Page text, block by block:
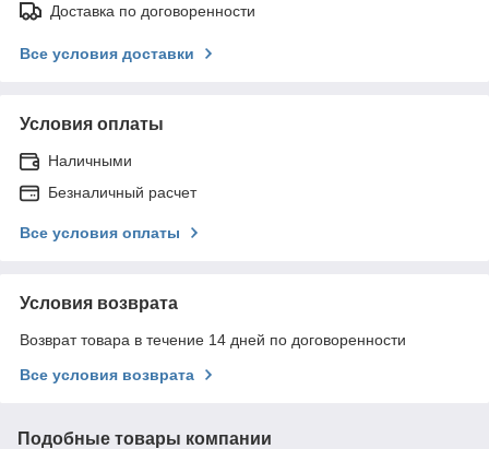
Доставка по договоренности
Все условия доставки
Условия оплаты
Наличными
Безналичный расчет
Все условия оплаты
Условия возврата
Возврат товара в течение 14 дней по договоренности
Все условия возврата
Подобные товары компании